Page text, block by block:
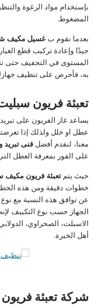
بإستخدام مواد الرغوة
المضغوط.
بعدما نقوم بغسيل مكيف
جيدًا وإعادة تركيب قطع
المستوى في التجفيف حتى
به، فأحرص على تنظيف
تعبئة فريون
يساعد غاز الفريون على
عطل او خلل ولذلك إذا
معنا، لنقدم أفضلفنى
على الفور بمعرفة العطل
حيث يتمتعبئة فريون مكيف
خطوات دقيقة ومن هذه
عن توافق هذه النسبة مع
الجهاز حسب نوع التكييف
الاسبلت، الصحراوي،
أهل الخبرة.
شركة تعبئة